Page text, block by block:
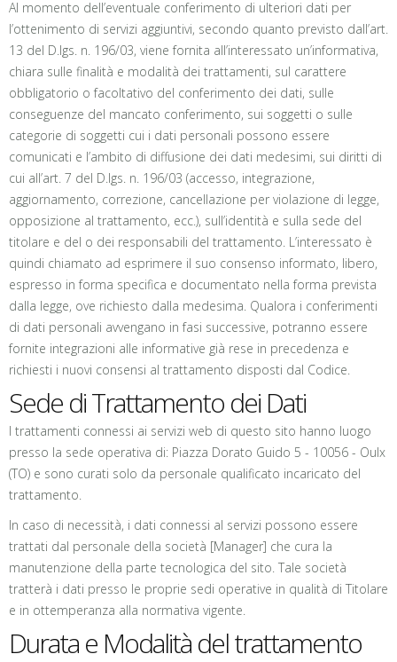
Al momento dell’eventuale conferimento di ulteriori dati per
l’ottenimento di servizi aggiuntivi, secondo quanto previsto dall’art.
13 del D.lgs. n. 196/03, viene fornita all’interessato un’informativa,
chiara sulle finalità e modalità dei trattamenti, sul carattere
obbligatorio o facoltativo del conferimento dei dati, sulle
conseguenze del mancato conferimento, sui soggetti o sulle
categorie di soggetti cui i dati personali possono essere
comunicati e l’ambito di diffusione dei dati medesimi, sui diritti di
cui all’art. 7 del D.lgs. n. 196/03 (accesso, integrazione,
aggiornamento, correzione, cancellazione per violazione di legge,
opposizione al trattamento, ecc.), sull’identità e sulla sede del
titolare e del o dei responsabili del trattamento. L’interessato è
quindi chiamato ad esprimere il suo consenso informato, libero,
espresso in forma specifica e documentato nella forma prevista
dalla legge, ove richiesto dalla medesima. Qualora i conferimenti
di dati personali avvengano in fasi successive, potranno essere
fornite integrazioni alle informative già rese in precedenza e
richiesti i nuovi consensi al trattamento disposti dal Codice.
Sede di Trattamento dei Dati
I trattamenti connessi ai servizi web di questo sito hanno luogo
presso la sede operativa di: Piazza Dorato Guido 5 - 10056 - Oulx
(TO) e sono curati solo da personale qualificato incaricato del
trattamento.
In caso di necessità, i dati connessi al servizi possono essere
trattati dal personale della società [Manager] che cura la
manutenzione della parte tecnologica del sito. Tale società
tratterà i dati presso le proprie sedi operative in qualità di Titolare
e in ottemperanza alla normativa vigente.
Durata e Modalità del trattamento